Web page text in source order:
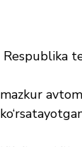
Respublika
mazkur